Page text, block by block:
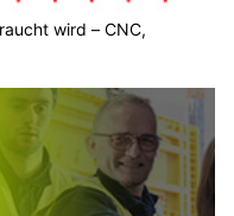
wird – CNC,